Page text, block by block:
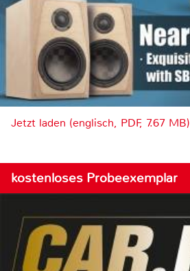
Jetzt laden (englisch, PDF, 7.67 MB)
kostenloses Probeexemplar